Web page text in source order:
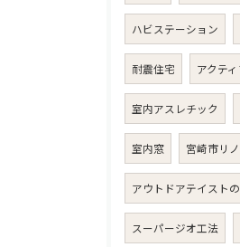
ハビステーション
耐震住宅 アクテ
室内アスレチック
室内窓 宮崎市リ
アウトドアテイスト
スーパージオ工法